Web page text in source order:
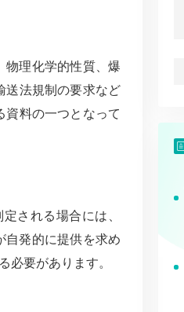
物理化学的性質、爆
送法規制の要求など
資料の一つとなって
される場合には、
自発的に提供を求め
必要があります。